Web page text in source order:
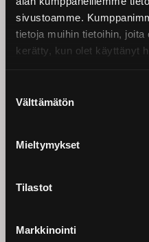
sivustoamme.
tietoja muihin tietoihin,
kerätty, kun olet käyttänyt
valinta
Välttämätön
Mieltymykset
Tilastot
Markkinointi
jyrsintappien
leikkuuprosessiin
tapin läpi, sekä